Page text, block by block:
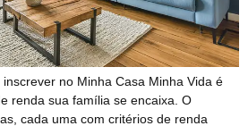
no Minha Casa Minha Vida é
renda sua família se encaixa. O
cada uma com critérios de renda